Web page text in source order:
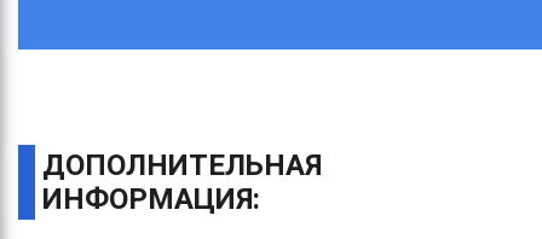
ДОПОЛНИТЕЛЬНАЯ
ИНФОРМАЦИЯ: